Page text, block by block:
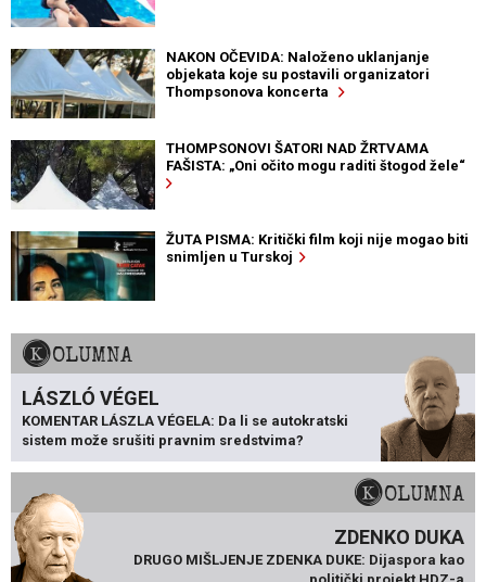
NAKON OČEVIDA: Naloženo uklanjanje
objekata koje su postavili organizatori
Thompsonova koncerta
THOMPSONOVI ŠATORI NAD ŽRTVAMA
FAŠISTA: „Oni očito mogu raditi štogod žele“
ŽUTA PISMA: Kritički film koji nije mogao biti
snimljen u Turskoj
KOLUMNA
LÁSZLÓ VÉGEL
KOMENTAR LÁSZLA VÉGELA: Da li se autokratski
sistem može srušiti pravnim sredstvima?
KOLUMNA
ZDENKO DUKA
DRUGO MIŠLJENJE ZDENKA DUKE: Dijaspora kao